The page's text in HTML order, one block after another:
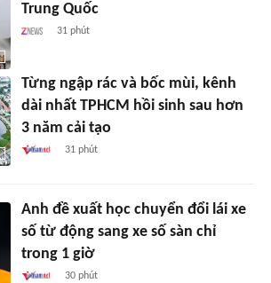
Trung Quốc
31 phút
Từng ngập rác và bốc mùi, kênh
dài nhất TPHCM hồi sinh sau hơn
3 năm cải tạo
31 phút
Anh đề xuất học chuyển đổi lái xe
số từ động sang xe số sàn chỉ
trong 1 giờ
30 phút